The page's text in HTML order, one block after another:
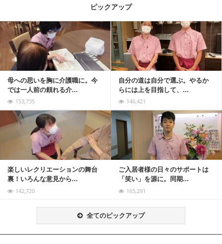
ピックアップ
母への思いを胸に介護職に。今
では一人前の頼れる介...
153,735
自分の道は自分で選ぶ。やるか
らには上を目指して、...
146,421
記事を読む
楽しいレクリエーションの舞台
裏！いろんな意見から...
142,720
ご入居者様の日々のサポートは
「笑い」を源に。同期...
165,291
記事を読む
全てのピックアップ